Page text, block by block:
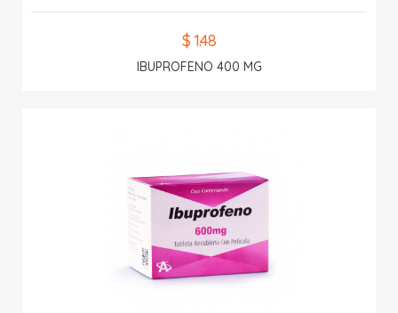
$ 1.48
IBUPROFENO 400 MG